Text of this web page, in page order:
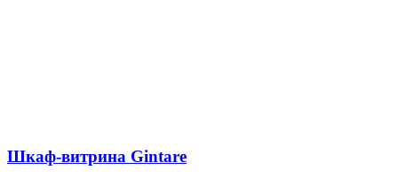
Шкаф-витрина Gintare